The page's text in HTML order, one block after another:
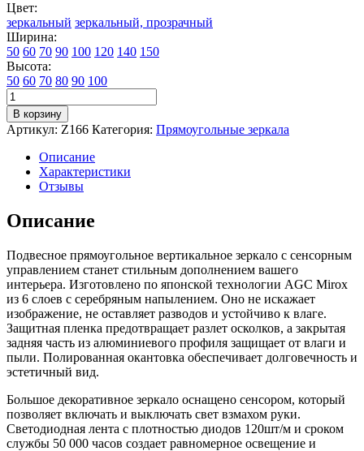
Цвет:
зеркальный зеркальный, прозрачный
Ширина:
50 60 70 90 100 120 140 150
Высота:
50 60 70 80 90 100
Количество
товара
Зеркало
настенное
ванной
КерамаМане
см
со
сенсорной
нейтральной
подсветкой
4000
К
В корзину
Артикул: Z166 Категория: Прямоугольные зеркала
Описание
Характеристики
Отзывы
Описание
Подвесное прямоугольное вертикальное зеркало с сенсорным
управлением станет стильным дополнением вашего
интерьера. Изготовлено по японской технологии AGC Mirox
из 6 слоев с серебряным напылением. Оно не искажает
изображение, не оставляет разводов и устойчиво к влаге.
Защитная пленка предотвращает разлет осколков, а закрытая
задняя часть из алюминиевого профиля защищает от влаги и
пыли. Полированная окантовка обеспечивает долговечность и
эстетичный вид.
Большое декоративное зеркало оснащено сенсором, который
позволяет включать и выключать свет взмахом руки.
Светодиодная лента с плотностью диодов 120шт/м и сроком
службы 50 000 часов создает равномерное освещение и